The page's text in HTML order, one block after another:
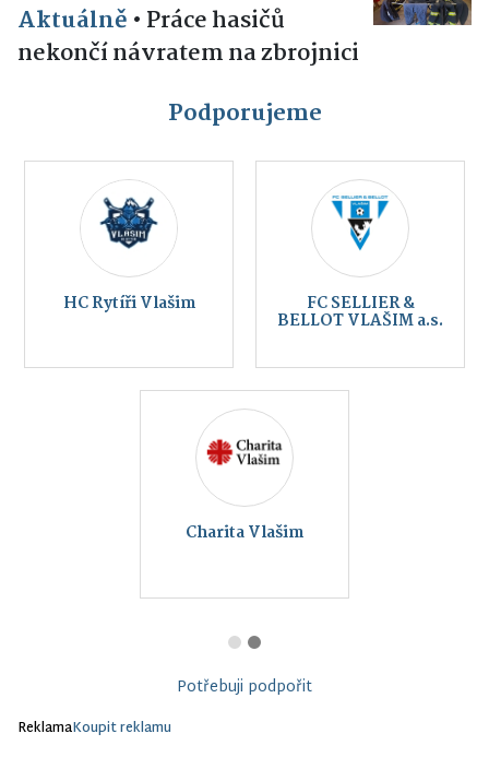
Aktuálně • Práce hasičů
nekončí návratem na zbrojnici
Podporujeme
HC Rytíři Vlašim FC SELLIER &
BELLOT VLAŠIM a.s.
Charita Vlašim
Potřebuji podpořit
ReklamaKoupit reklamu